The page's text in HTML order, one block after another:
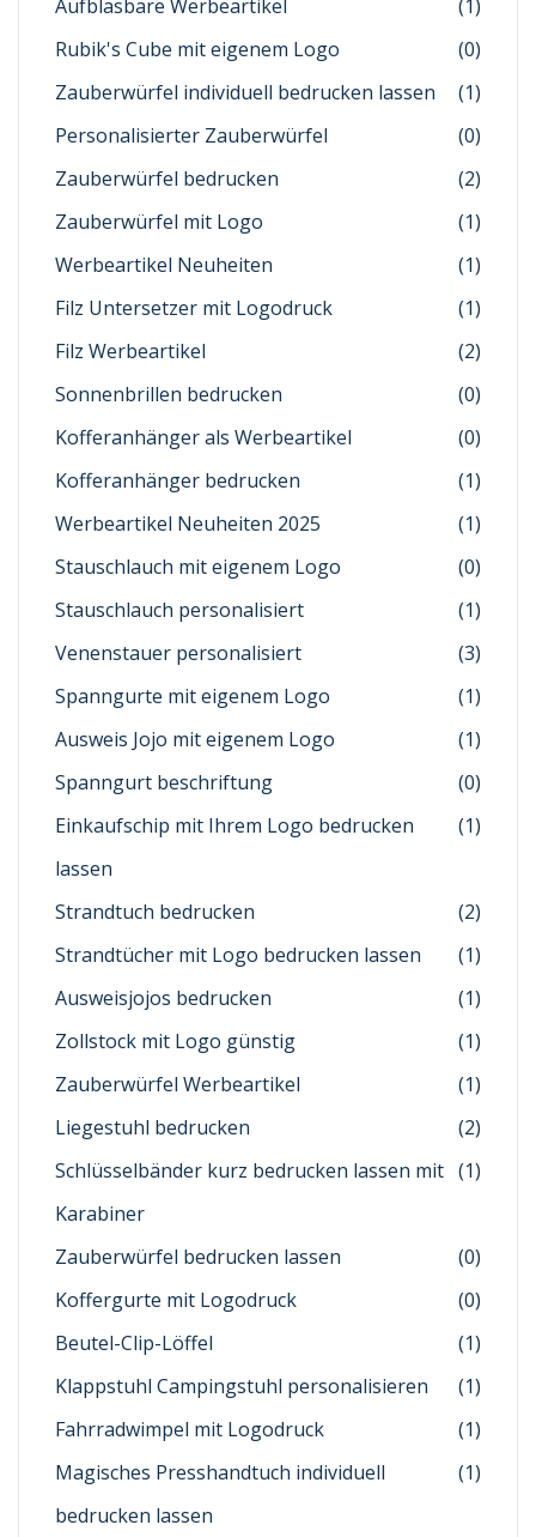
Aufblasbare Werbeartikel
(1)
Rubik's Cube mit eigenem Logo
(0)
Zauberwürfel individuell bedrucken lassen
(1)
Personalisierter Zauberwürfel
(0)
Zauberwürfel bedrucken
(2)
Zauberwürfel mit Logo
(1)
Werbeartikel Neuheiten
(1)
Filz Untersetzer mit Logodruck
(1)
Filz Werbeartikel
(2)
Sonnenbrillen bedrucken
(0)
Kofferanhänger als Werbeartikel
(0)
Kofferanhänger bedrucken
(1)
Werbeartikel Neuheiten 2025
(1)
Stauschlauch mit eigenem Logo
(0)
Stauschlauch personalisiert
(1)
Venenstauer personalisiert
(3)
Spanngurte mit eigenem Logo
(1)
Ausweis Jojo mit eigenem Logo
(1)
Spanngurt beschriftung
(0)
Einkaufschip mit Ihrem Logo bedrucken
lassen
(1)
Strandtuch bedrucken
(2)
Strandtücher mit Logo bedrucken lassen
(1)
Ausweisjojos bedrucken
(1)
Zollstock mit Logo günstig
(1)
Zauberwürfel Werbeartikel
(1)
Liegestuhl bedrucken
(2)
Schlüsselbänder kurz bedrucken lassen mit
Karabiner
(1)
Zauberwürfel bedrucken lassen
(0)
Koffergurte mit Logodruck
(0)
Beutel-Clip-Löffel
(1)
Klappstuhl Campingstuhl personalisieren
(1)
Fahrradwimpel mit Logodruck
(1)
Magisches Presshandtuch individuell
bedrucken lassen
(1)